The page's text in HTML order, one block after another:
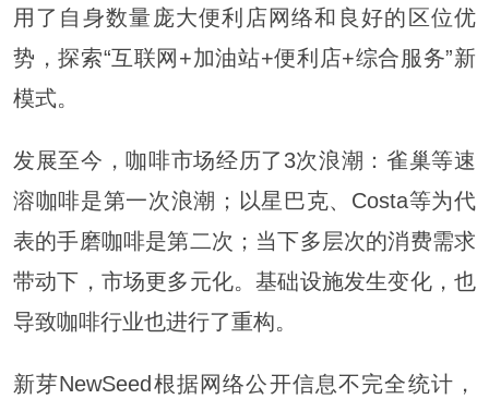
用了自身数量庞大便利店网络和良好的区位优
势，探索“互联网+加油站+便利店+综合服务”新
模式。
发展至今，咖啡市场经历了3次浪潮：雀巢等速
溶咖啡是第一次浪潮；以星巴克、Costa等为代
表的手磨咖啡是第二次；当下多层次的消费需求
带动下，市场更多元化。基础设施发生变化，也
导致咖啡行业也进行了重构。
新芽NewSeed根据网络公开信息不完全统计，